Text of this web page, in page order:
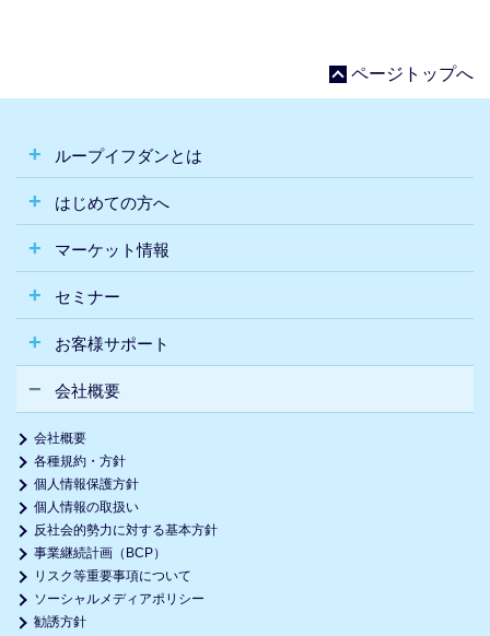
ページトップへ
ループイフダンとは
はじめての方へ
マーケット情報
セミナー
お客様サポート
会社概要
会社概要
各種規約・方針
個人情報保護方針
個人情報の取扱い
反社会的勢力に対する基本方針
事業継続計画（BCP）
リスク等重要事項について
ソーシャルメディアポリシー
勧誘方針